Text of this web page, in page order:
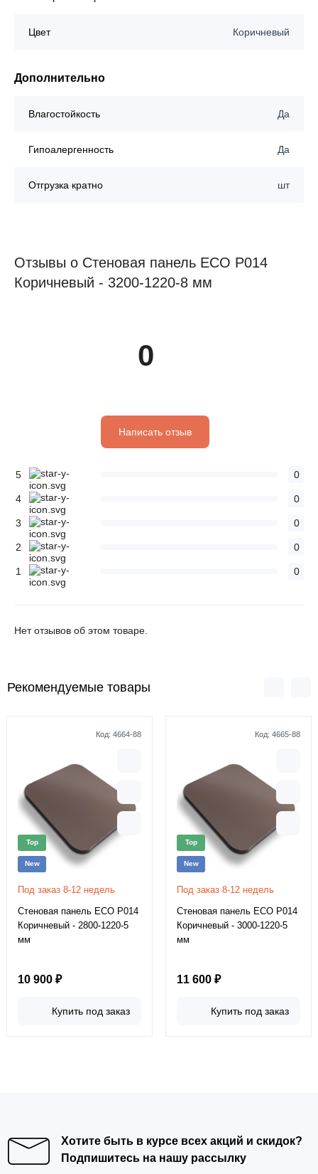
Цвет Коричневый
Дополнительно
Влагостойкость Да
Гипоалергенность Да
Отгрузка кратно шт
Отзывы о Стеновая панель ECO P014
Коричневый - 3200-1220-8 мм
0
Написать отзыв
5 0
4 0
3 0
2 0
1 0
Нет отзывов об этом товаре.
Рекомендуемые товары
Код: 4664-88
Top
New
Под заказ 8-12 недель
Стеновая панель ECO P014
Коричневый - 2800-1220-5
мм
10 900 ₽
Купить под заказ
Код: 4665-88
Top
New
Под заказ 8-12 недель
Стеновая панель ECO P014
Коричневый - 3000-1220-5
мм
11 600 ₽
Купить под заказ
Хотите быть в курсе всех акций и скидок?
Подпишитесь на нашу рассылку